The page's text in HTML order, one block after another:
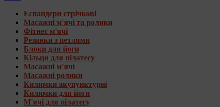
Еспандери стрічкові
Масажні м'ячі та ролики
Фітнес м'ячі
Резинки з петлями
Блоки для йоги
Кільця для пілатесу
Масажні м'ячі
Масажні ролики
Килимки акупунктурні
Килимки для йоги
М'ячі для пілатесу